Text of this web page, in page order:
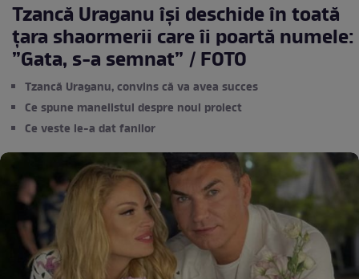
Tzancă Uraganu își deschide în toată
țara shaormerii care îi poartă numele:
”Gata, s-a semnat” / FOTO
Tzancă Uraganu, convins că va avea succes
Ce spune manelistul despre noul proiect
Ce veste le-a dat fanilor